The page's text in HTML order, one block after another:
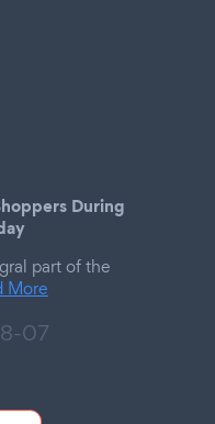
During
part of the
More
07